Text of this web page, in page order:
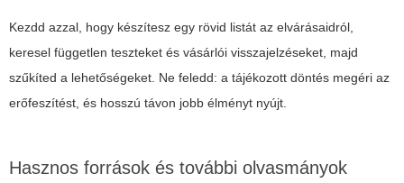
Kezdd azzal, hogy készítesz egy rövid listát az elvárásaidról,
keresel független teszteket és vásárlói visszajelzéseket, majd
szűkíted a lehetőségeket. Ne feledd: a tájékozott döntés megéri az
erőfeszítést, és hosszú távon jobb élményt nyújt.
Hasznos források és további olvasmányok